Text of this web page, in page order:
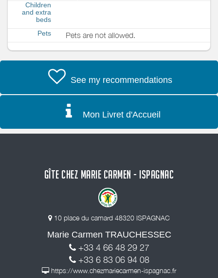
Children
and extra
beds
Pets
Pets are not allowed.
See my recommendations
Mon Livret d'Accueil
GÎTE CHEZ MARIE CARMEN - ISPAGNAC
10 place du camard 48320 ISPAGNAC
Marie Carmen TRAUCHESSEC
+33 4 66 48 29 27
+33 6 83 06 94 08
https://www.chezmariecarmen-ispagnac.fr